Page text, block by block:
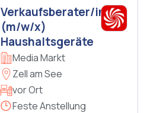
Verkaufsberater/in
(m/w/x)
Haushaltsgeräte
Media Markt
Zell am See
vor Ort
Feste Anstellung